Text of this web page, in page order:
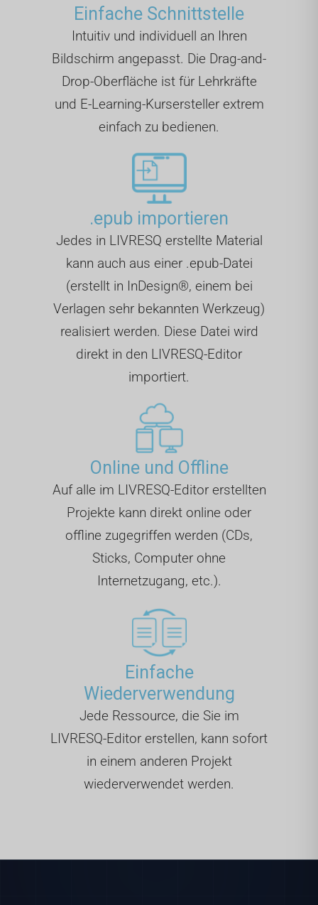
Einfache Schnittstelle
Intuitiv und individuell an Ihren
Bildschirm angepasst. Die Drag-and-
Drop-Oberfläche ist für Lehrkräfte
und E-Learning-Kursersteller extrem
einfach zu bedienen.
.epub importieren
Jedes in LIVRESQ erstellte Material
kann auch aus einer .epub-Datei
(erstellt in InDesign®, einem bei
Verlagen sehr bekannten Werkzeug)
realisiert werden. Diese Datei wird
direkt in den LIVRESQ-Editor
importiert.
Online und Offline
Auf alle im LIVRESQ-Editor erstellten
Projekte kann direkt online oder
offline zugegriffen werden (CDs,
Sticks, Computer ohne
Internetzugang, etc.).
Einfache
Wiederverwendung
Jede Ressource, die Sie im
LIVRESQ-Editor erstellen, kann sofort
in einem anderen Projekt
wiederverwendet werden.